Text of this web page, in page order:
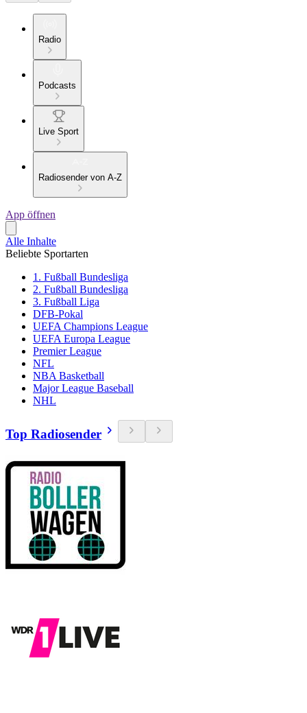
Radio
Podcasts
Live Sport
Radiosender von A-Z
App öffnen
Alle Inhalte
Beliebte Sportarten
1. Fußball Bundesliga
2. Fußball Bundesliga
3. Fußball Liga
DFB-Pokal
UEFA Champions League
UEFA Europa League
Premier League
NFL
NBA Basketball
Major League Baseball
NHL
Top Radiosender